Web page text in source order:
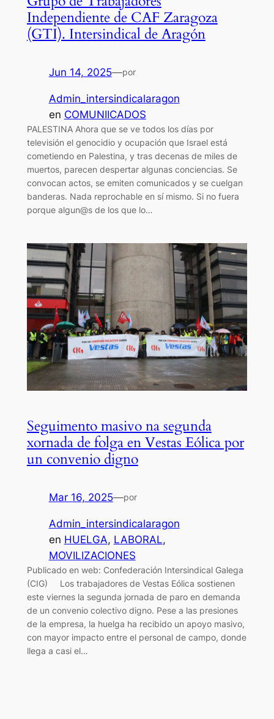
Independiente de CAF Zaragoza
(GTI). Intersindical de Aragón
Jun 14, 2025—por
Admin_intersindicalaragon
en COMUNIICADOS
PALESTINA Ahora que se ve todos los días por
televisión el genocidio y ocupación que Israel está
cometiendo en Palestina, y tras decenas de miles de
muertos, parecen despertar algunas conciencias. Se
convocan actos, se emiten comunicados y se cuelgan
banderas. Nada reprochable en sí mismo. Si no fuera
porque algun@s de los que lo…
Seguimento masivo na segunda
xornada de folga en Vestas Eólica por
un convenio digno
Mar 16, 2025—por
Admin_intersindicalaragon
en HUELGA, LABORAL
MOVILIZACIONES
Publicado en web: Confederación Intersindical Galega
(CIG) Los trabajadores de Vestas Eólica sostienen
este viernes la segunda jornada de paro en demanda
de un convenio colectivo digno. Pese a las presiones
de la empresa, la huelga ha recibido un apoyo masivo,
con mayor impacto entre el personal de campo, donde
llega a casi el…